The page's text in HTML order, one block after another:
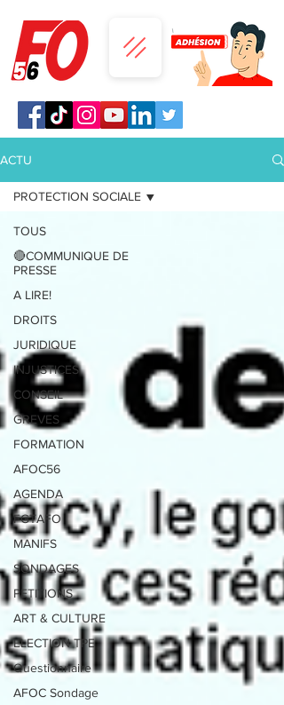
ACTU
TOUS
🔴COMMUNIQUE DE
PRESSE
A LIRE!
DROITS
JURIDIQUE
INJUSTICES
CONSEIL
GREVES
FORMATION
AFOC56
AGENDA
FGTAFO
MANIFS
SONDAGES
PETITIONS
ART & CULTURE
ELECTION TPE
Questionnaire
AFOC Sondage
PROTECTION SOCIALE